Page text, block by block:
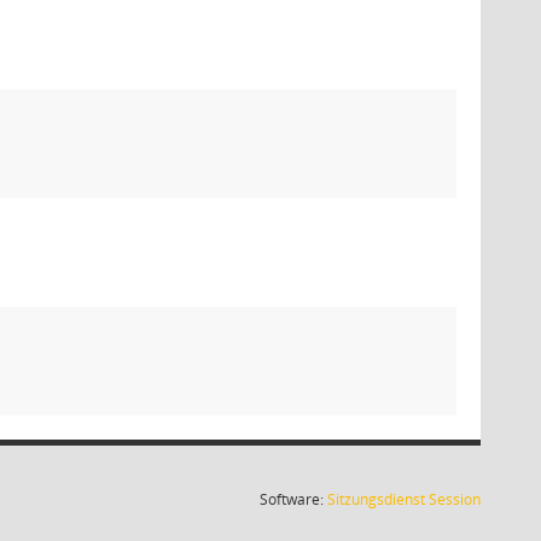
Software:SitzungsdienstSession(Wird in